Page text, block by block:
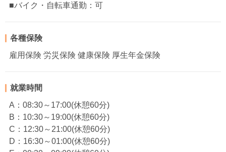
■バイク・自転車通勤：可
各種保険
雇用保険 労災保険 健康保険 厚生年金保険
就業時間
A：08:30～17:00(休憩60分)
B：10:30～19:00(休憩60分)
C：12:30～21:00(休憩60分)
D：16:30～01:00(休憩60分)